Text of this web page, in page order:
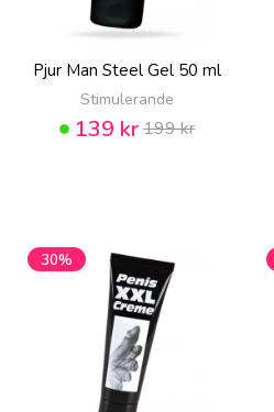
Pjur Man Steel Gel 50 ml
Stimulerande
139 kr199 kr
30%